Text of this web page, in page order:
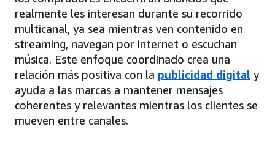
realmente les interesan durante su recorrido
multicanal, ya sea mientras ven contenido en
streaming, navegan por internet o escuchan
música. Este enfoque coordinado crea una
relación más positiva con la publicidad digital y
ayuda a las marcas a mantener mensajes
coherentes y relevantes mientras los clientes se
mueven entre canales.